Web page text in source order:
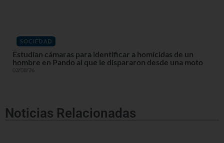
SOCIEDAD
Estudian cámaras para identificar a homicidas de un
hombre en Pando al que le dispararon desde una moto
03/08/26
Noticias Relacionadas